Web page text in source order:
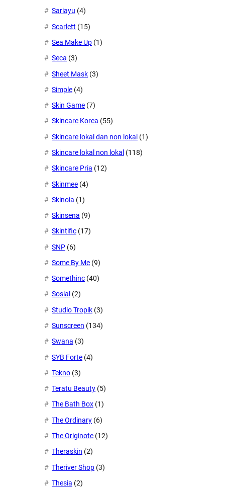
Sariayu (4)
Scarlett (15)
Sea Make Up (1)
Seca (3)
Sheet Mask (3)
Simple (4)
Skin Game (7)
Skincare Korea (55)
Skincare lokal dan non lokal (1)
Skincare lokal non lokal (118)
Skincare Pria (12)
Skinmee (4)
Skinoia (1)
Skinsena (9)
Skintific (17)
SNP (6)
Some By Me (9)
Somethinc (40)
Sosial (2)
Studio Tropik (3)
Sunscreen (134)
Swana (3)
SYB Forte (4)
Tekno (3)
Teratu Beauty (5)
The Bath Box (1)
The Ordinary (6)
The Originote (12)
Theraskin (2)
Theriver Shop (3)
Thesia (2)